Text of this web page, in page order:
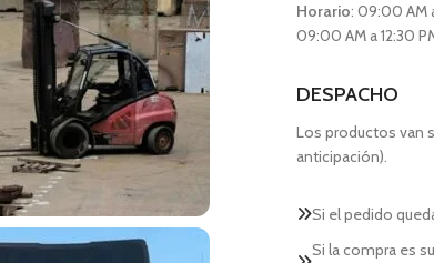
Horario: 09:00 AM
09:00 AM a 12:30
DESPACHO
Los productos van
anticipación).
Si el pedido
Si la compra es